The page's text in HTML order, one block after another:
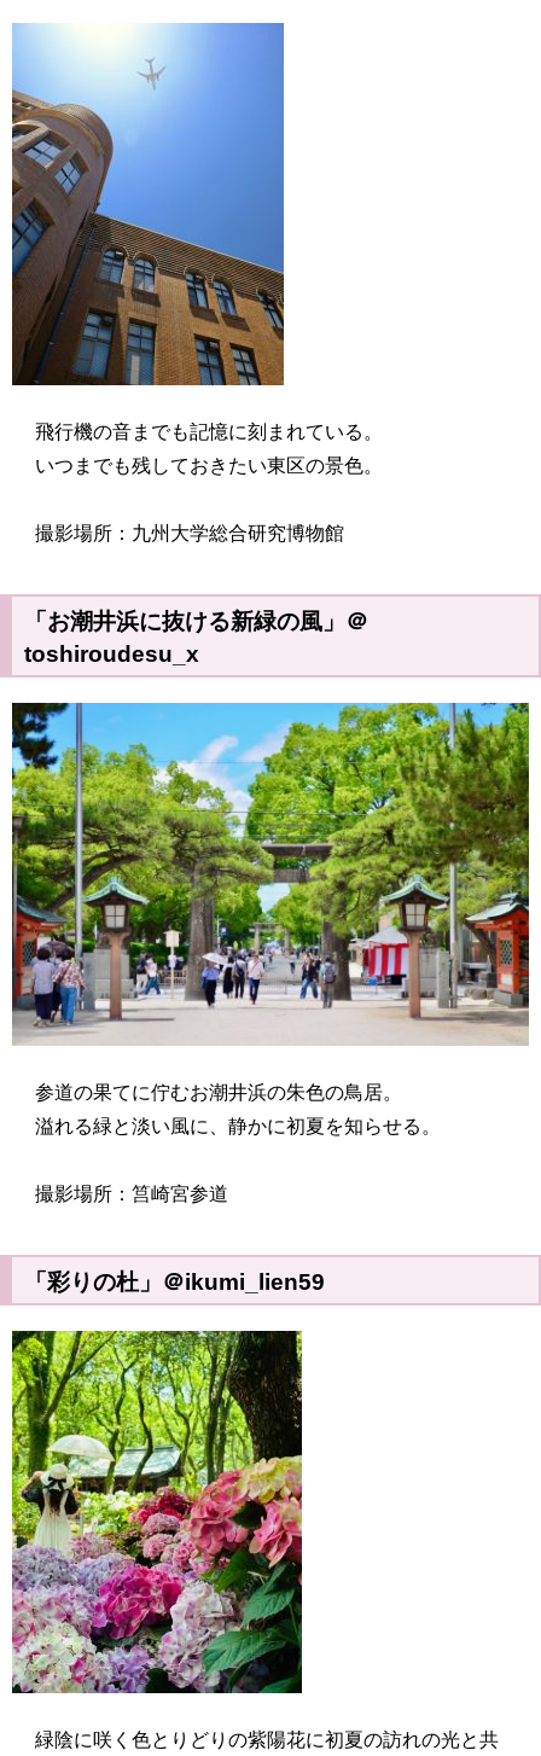
飛行機の音までも記憶に刻まれている。
いつまでも残しておきたい東区の景色。
撮影場所：九州大学総合研究博物館
「お潮井浜に抜ける新緑の風」＠
toshiroudesu_x
参道の果てに佇むお潮井浜の朱色の鳥居。
溢れる緑と淡い風に、静かに初夏を知らせる。
撮影場所：筥崎宮参道
「彩りの杜」＠ikumi_lien59
緑陰に咲く色とりどりの紫陽花に初夏の訪れの光と共